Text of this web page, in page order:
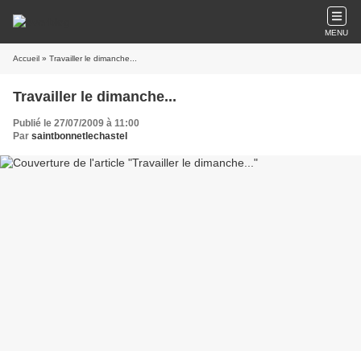
MENU
Accueil » Travailler le dimanche...
Travailler le dimanche...
Publié le 27/07/2009 à 11:00
Par saintbonnetlechastel